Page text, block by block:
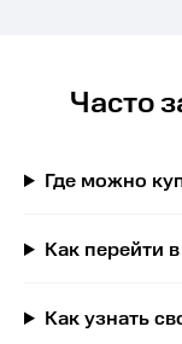
Часто
Где можно
Как перейти
Как узнать